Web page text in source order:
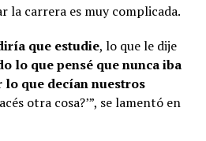
la carrera es muy complicada.
que estudie, lo que le dije
lo que pensé que nunca iba
lo que decían nuestros
otra cosa?’”, se lamentó en